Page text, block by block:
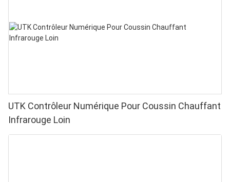
UTK Contrôleur Numérique Pour Coussin Chauffant
Infrarouge Loin